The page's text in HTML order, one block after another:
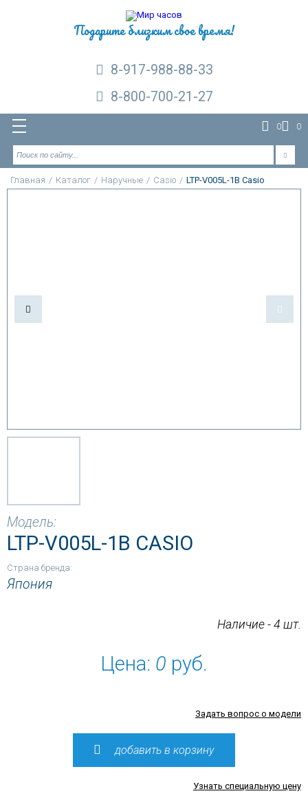
Подарите близким свое время!
8-917-988-88-33
8-800-700-21-27
0 0
Главная / Каталог / Наручные / Casio / LTP-V005L-1B Casio
Модель:
LTP-V005L-1B CASIO
Страна бренда:
Япония
Наличие - 4 шт.
Цена: 0 руб.
Задать вопрос о модели
добавить в корзину
Узнать специальную цену